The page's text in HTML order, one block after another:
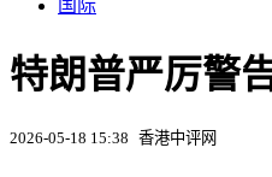
国际
特朗普严厉警
2026-05-18 15:38 香港中评网